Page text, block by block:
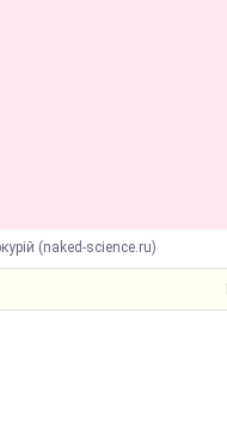
(naked-science.ru)